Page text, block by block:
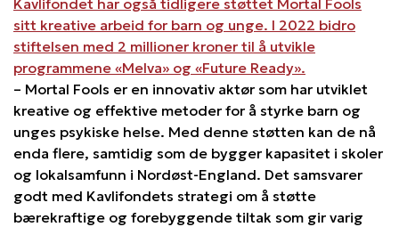
sitt kreative arbeid for barn og unge. I 2022 bidro
stiftelsen med 2 millioner kroner til å utvikle
programmene «Melva» og «Future Ready».
– Mortal Fools er en innovativ aktør som har utviklet
kreative og effektive metoder for å styrke barn og
unges psykiske helse. Med denne støtten kan de nå
enda flere, samtidig som de bygger kapasitet i skoler
og lokalsamfunn i Nordøst-England. Det samsvarer
godt med Kavlifondets strategi om å støtte
bærekraftige og forebyggende tiltak som gir varig